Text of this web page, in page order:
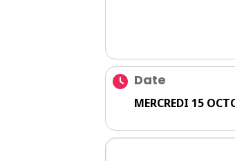
Date
MERCREDI 15